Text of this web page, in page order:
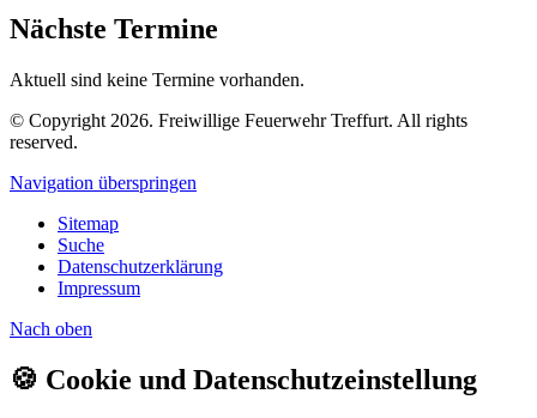
Nächste Termine
Aktuell sind keine Termine vorhanden.
© Copyright 2026. Freiwillige Feuerwehr Treffurt. All rights
reserved.
Navigation überspringen
Sitemap
Suche
Datenschutzerklärung
Impressum
Nach oben
🍪 Cookie und Datenschutzeinstellung